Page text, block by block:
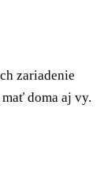
zariadenie
doma aj vy.